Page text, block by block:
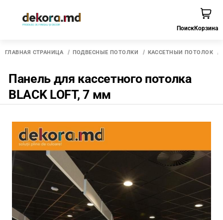
ПоискКорзина
ГЛАВНАЯ СТРАНИЦА ПОДВЕСНЫЕ ПОТОЛКИ КАССЕТНЫЙ ПОТОЛОК
Панель для кассетного потолка
BLACK LOFT, 7 мм